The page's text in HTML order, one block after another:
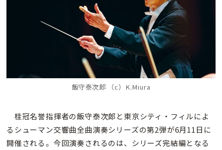
飯守泰次郎 （c）K.Miura
桂冠名誉指揮者の飯守泰次郎と東京シティ・フィルによ
るシューマン交響曲全曲演奏シリーズの第2弾が6月11日に
開催される。今回演奏されるのは、シリーズ完結編となる